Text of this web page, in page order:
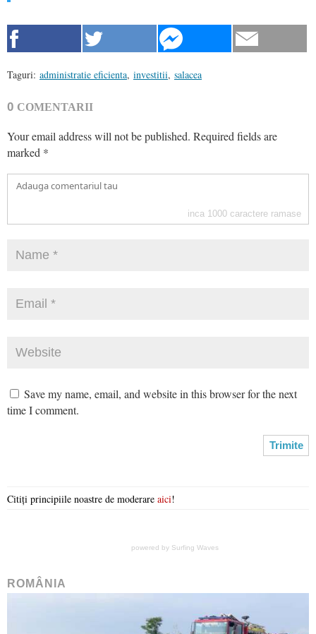
Taguri: administratie eficienta, investitii, salacea
0 COMENTARII
Your email address will not be published. Required fields are
marked *
inca 1000 caractere ramase
Save my name, email, and website in this browser for the next
time I comment.
Citiți principiile noastre de moderare aici!
powered by Surfing Waves
ROMÂNIA